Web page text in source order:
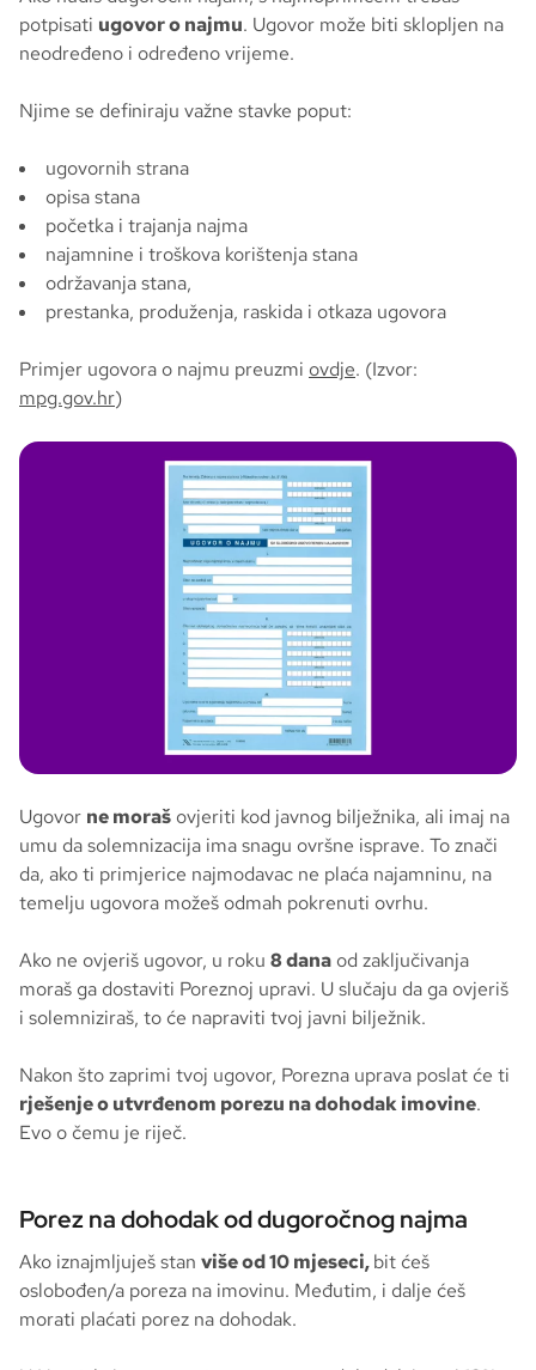
potpisati ugovor o najmu. Ugovor može biti sklopljen na
neodređeno i određeno vrijeme.
Njime se definiraju važne stavke poput:
ugovornih strana
opisa stana
početka i trajanja najma
najamnine i troškova korištenja stana
održavanja stana,
prestanka, produženja, raskida i otkaza ugovora
Primjer ugovora o najmu preuzmi ovdje. (Izvor:
mpg.gov.hr)
Ugovor ne moraš ovjeriti kod javnog bilježnika, ali imaj na
umu da solemnizacija ima snagu ovršne isprave. To znači
da, ako ti primjerice najmodavac ne plaća najamninu, na
temelju ugovora možeš odmah pokrenuti ovrhu.
Ako ne ovjeriš ugovor, u roku 8 dana od zaključivanja
moraš ga dostaviti Poreznoj upravi. U slučaju da ga ovjeriš
i solemniziraš, to će napraviti tvoj javni bilježnik.
Nakon što zaprimi tvoj ugovor, Porezna uprava poslat će ti
rješenje o utvrđenom porezu na dohodak imovine.
Evo o čemu je riječ.
Porez na dohodak od dugoročnog najma
Ako iznajmljuješ stan više od 10 mjeseci,bit ćeš
oslobođen/a poreza na imovinu. Međutim, i dalje ćeš
morati plaćati porez na dohodak.